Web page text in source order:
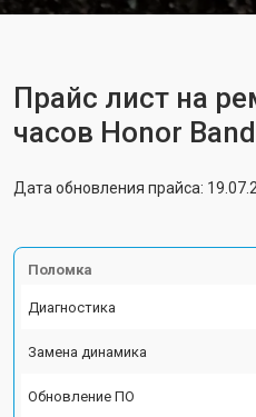
Прайс лист на
часов Honor
Дата обновления прайса:
Поломка
Диагностика
Замена динамика
Обновление ПО